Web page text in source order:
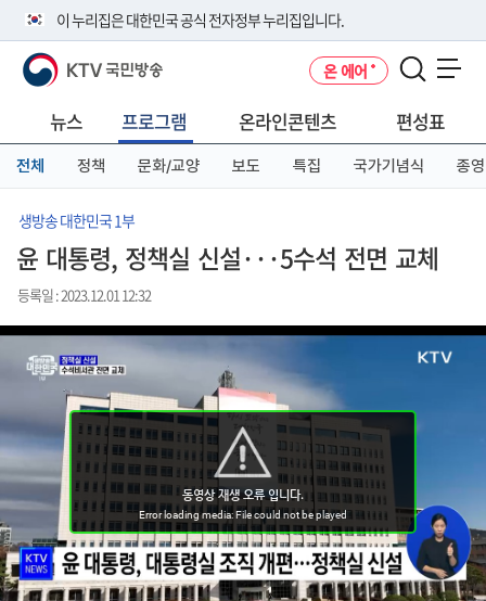
이 누리집은 대한민국 공식 전자정부 누리집입니다.
공식 누리집 주소 확인하기
니다.
이밖에 or.kr 또는 .kr등 다른 도메인 주소를 사용하고 있다면 아래 URL에
서 도메인 주소를 확인해 보세요
KTV 국민방송 온 에어
뉴스 프로그램 온라인콘텐츠 편성표
전체 정책 문화/교양 보도 특집 국가기념식 종영
생방송 대한민국 1부
윤 대통령, 정책실 신설···5수석 전면 교체
등록일 : 2023.12.01 12:32